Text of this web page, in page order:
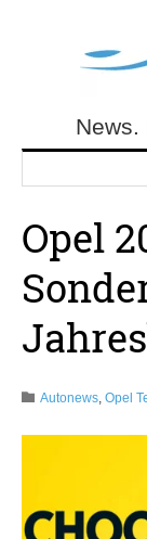
NewCarz.deNews.
Opel
Autonews, Opel